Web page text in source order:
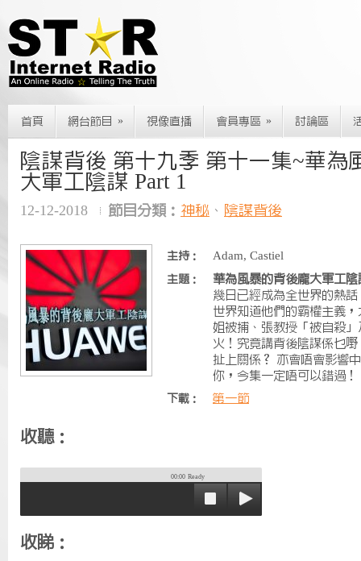
首頁 網台節目 » 視像直播 會員專區 » 討論區
陰謀背後 第十九季 第十一集~華為
大軍工陰謀 Part 1
12-12-2018 節目分類： 神秘 、 陰謀背後
主持： Adam, Castiel
主題：
華為風暴的背後龐大軍工
幾日已經成為全世界的熱
世界知道他們的霸權主義
姐被捕、張教授「被自殺
火！究竟講背後陰謀係乜
扯上關係？ 亦會唔會影響
你，今集一定唔可以錯過！
下載： 第一節
收聽：
00:00 Ready
收睇：